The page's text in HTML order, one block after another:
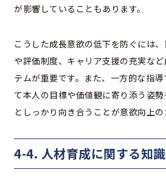
が影響していることもあります。
こうした成長意欲の低下を防ぐには
や評価制度、キャリア支援の充実な
テムが重要です。また、一方的な指
て本人の目標や価値観に寄り添う姿
としっかり向き合うことが意欲向上の
4-4. 人材育成に関する知